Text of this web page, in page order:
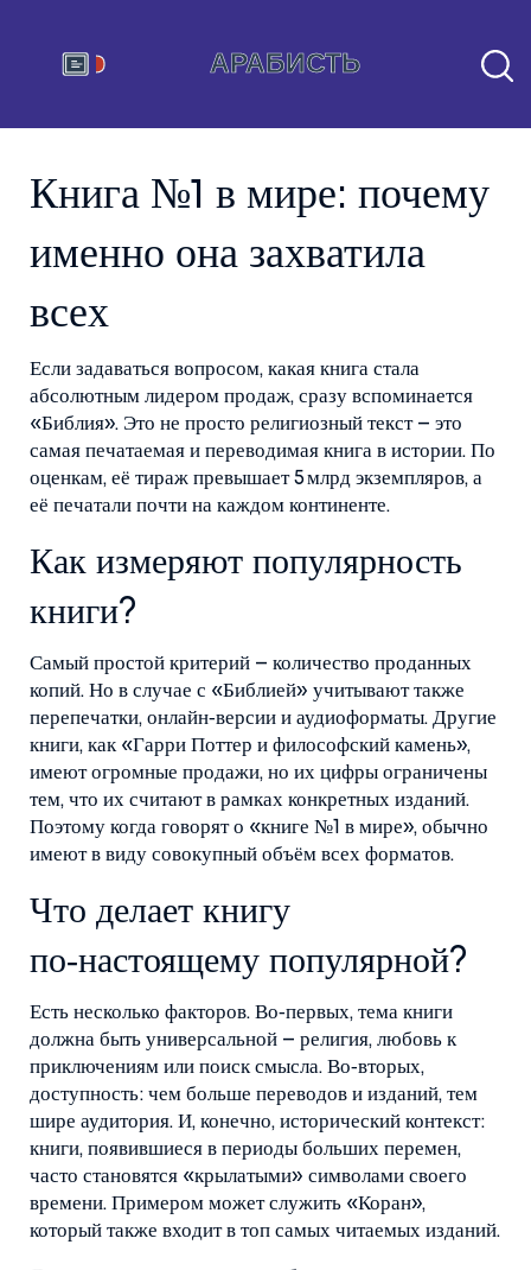
Книга №1 в мире: почему
именно она захватила
всех
Если задаваться вопросом, какая книга стала
абсолютным лидером продаж, сразу вспоминается
«Библия». Это не просто религиозный текст – это
самая печатаемая и переводимая книга в истории. По
оценкам, её тираж превышает 5 млрд экземпляров, а
её печатали почти на каждом континенте.
Как измеряют популярность
книги?
Самый простой критерий – количество проданных
копий. Но в случае с «Библией» учитывают также
перепечатки, онлайн‑версии и аудиоформаты. Другие
книги, как «Гарри Поттер и философский камень»,
имеют огромные продажи, но их цифры ограничены
тем, что их считают в рамках конкретных изданий.
Поэтому когда говорят о «книге №1 в мире», обычно
имеют в виду совокупный объём всех форматов.
Что делает книгу
по‑настоящему популярной?
Есть несколько факторов. Во‑первых, тема книги
должна быть универсальной – религия, любовь к
приключениям или поиск смысла. Во‑вторых,
доступность: чем больше переводов и изданий, тем
шире аудитория. И, конечно, исторический контекст:
книги, появившиеся в периоды больших перемен,
часто становятся «крылатыми» символами своего
времени. Примером может служить «Коран»,
который также входит в топ самых читаемых изданий.